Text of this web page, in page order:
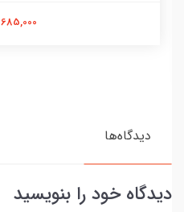
685,000 تومان
دیدگاه‌ها
دیدگاه خود را بنویسید